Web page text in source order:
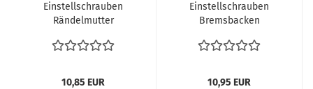
Einstellschrauben
Rändelmutter
Bremsbeläge VW Bus
113609205A
10,85 EUR
Einstellschrauben
Bremsbacken
T1 & T2 Vergl.
10,95 EUR